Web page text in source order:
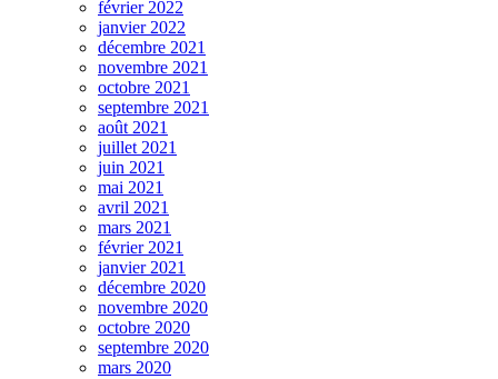
février 2022
janvier 2022
décembre 2021
novembre 2021
octobre 2021
septembre 2021
août 2021
juillet 2021
juin 2021
mai 2021
avril 2021
mars 2021
février 2021
janvier 2021
décembre 2020
novembre 2020
octobre 2020
septembre 2020
mars 2020